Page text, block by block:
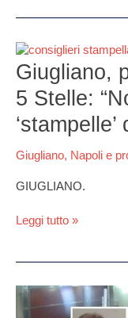
Giugliano,
5 Stelle:
Giugliano, Napoli e
GIUGLIANO.
Giugliano,
prove
di
accordo
Pd
5
Stelle:
“Non
alleeremo
‘stampelle’
Poziello”
Leggi tutto »
Giugliano,
Poziello